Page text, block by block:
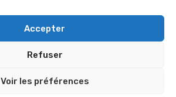
Accepter
Refuser
Voir les préférences